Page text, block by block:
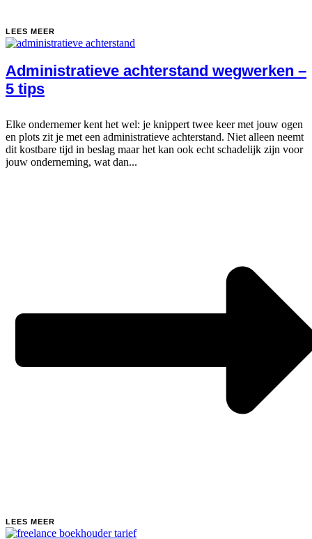
LEES MEER
Administratieve achterstand wegwerken –
5 tips
Elke ondernemer kent het wel: je knippert twee keer met jouw ogen
en plots zit je met een administratieve achterstand. Niet alleen neemt
dit kostbare tijd in beslag maar het kan ook echt schadelijk zijn voor
jouw onderneming, wat dan...
LEES MEER